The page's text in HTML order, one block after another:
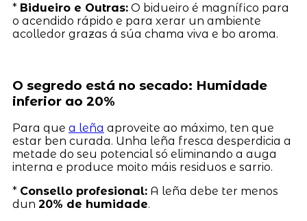
* Bidueiro e Outras:O bidueiro é magnífico para
o acendido rápido e para xerar un ambiente
acolledor grazas á súa chama viva e bo aroma.
O segredo está no secado: Humidade
inferior ao 20%
Para que a leña aproveite ao máximo, ten que
estar ben curada. Unha leña fresca desperdicia a
metade do seu potencial só eliminando a auga
interna e produce moito máis residuos e sarrio.
* Consello profesional:A leña debe ter menos
dun 20% de humidade.